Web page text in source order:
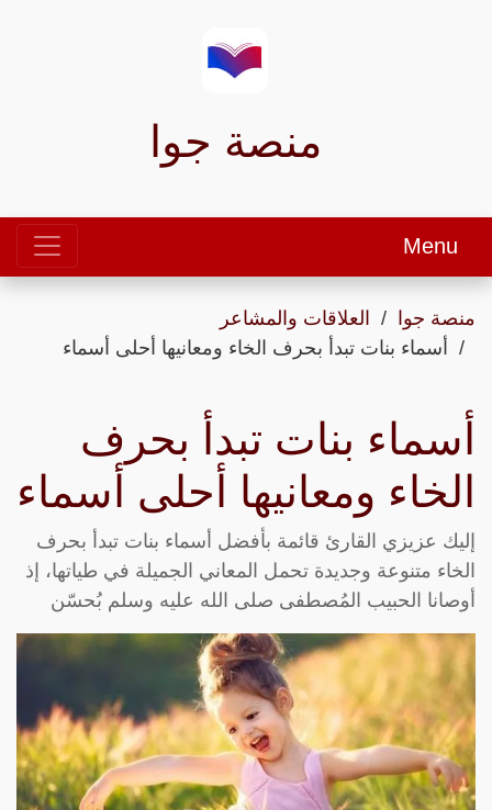
منصة جوا
Menu
منصة جوا
العلاقات والمشاعر
أسماء بنات تبدأ بحرف الخاء ومعانيها أحلى أسماء
أسماء بنات تبدأ بحرف
الخاء ومعانيها أحلى أسماء
إليك عزيزي القارئ قائمة بأفضل أسماء بنات تبدأ بحرف
الخاء متنوعة وجديدة تحمل المعاني الجميلة في طياتها، إذ
أوصانا الحبيب المُصطفى صلى الله عليه وسلم بُحسّن